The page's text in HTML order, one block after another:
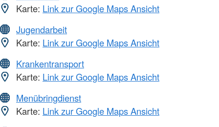
Karte: Link zur Google Maps Ansicht
Jugendarbeit
Karte: Link zur Google Maps Ansicht
Krankentransport
Karte: Link zur Google Maps Ansicht
Menübringdienst
Karte: Link zur Google Maps Ansicht